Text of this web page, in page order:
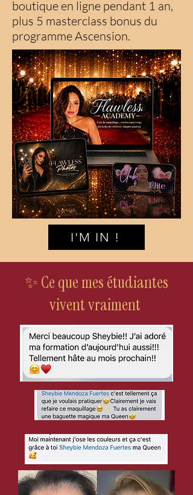
boutique en ligne pendant 1 an,
plus 5 masterclass bonus du
programme Ascension.
I'M IN !
✨ Ce que mes étudiantes
vivent vraiment